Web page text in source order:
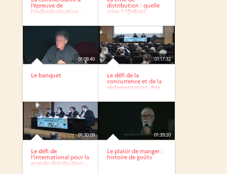
l’épreuve de
l’individualisation...
distribution : quelle
crise ? (Débat)
01:08:40
Le banquet
01:17:32
Le défi de la
concurrence et de la
réglementation. Prix
01:30:09
Le défi de
l’international pour la
grande distribution :...
01:39:20
Le plaisir de manger :
histoire de goûts